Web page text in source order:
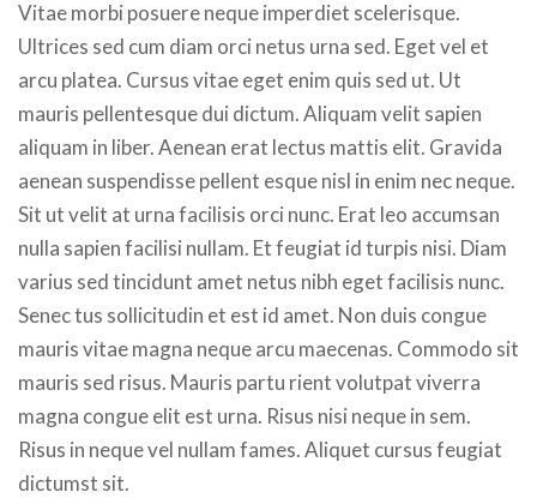
Vitae morbi posuere neque imperdiet scelerisque.
Ultrices sed cum diam orci netus urna sed. Eget vel et
arcu platea. Cursus vitae eget enim quis sed ut. Ut
mauris pellentesque dui dictum. Aliquam velit sapien
aliquam in liber. Aenean erat lectus mattis elit. Gravida
aenean suspendisse pellent esque nisl in enim nec neque.
Sit ut velit at urna facilisis orci nunc. Erat leo accumsan
nulla sapien facilisi nullam. Et feugiat id turpis nisi. Diam
varius sed tincidunt amet netus nibh eget facilisis nunc.
Senec tus sollicitudin et est id amet. Non duis congue
mauris vitae magna neque arcu maecenas. Commodo sit
mauris sed risus. Mauris partu rient volutpat viverra
magna congue elit est urna. Risus nisi neque in sem.
Risus in neque vel nullam fames. Aliquet cursus feugiat
dictumst sit.